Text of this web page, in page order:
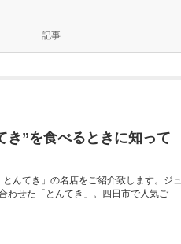
記事
き”を食べるときに知って
んてき」の名店をご紹介致します。ジュ
わせた「とんてき」。四日市で人気ご